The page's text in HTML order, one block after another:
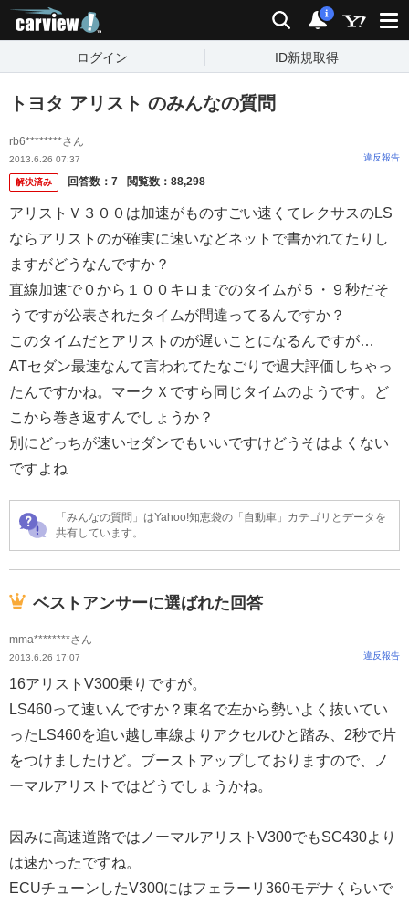
検索 通知
i
ログイン ID新規取得
トヨタ アリスト のみんなの質問
rb6********さん
2013.6.26 07:37 違反報告
解決済み 回答数： 7 閲覧数： 88,298
アリストＶ３００は加速がものすごい速くてレクサスのLS
ならアリストのが確実に速いなどネットで書かれてたりし
ますがどうなんですか？
直線加速で０から１００キロまでのタイムが５・９秒だそ
うですが公表されたタイムが間違ってるんですか？
このタイムだとアリストのが遅いことになるんですが…
ATセダン最速なんて言われてたなごりで過大評価しちゃっ
たんですかね。マークＸですら同じタイムのようです。ど
こから巻き返すんでしょうか？
別にどっちが速いセダンでもいいですけどうそはよくない
ですよね
「みんなの質問」はYahoo!知恵袋の「自動車」カテゴリとデータを
共有しています。
ベストアンサーに選ばれた回答
mma********さん
2013.6.26 17:07 違反報告
16アリストV300乗りですが。
LS460って速いんですか？東名で左から勢いよく抜いてい
ったLS460を追い越し車線よりアクセルひと踏み、2秒で片
をつけましたけど。ブーストアップしておりますので、ノ
ーマルアリストではどうでしょうかね。
因みに高速道路ではノーマルアリストV300でもSC430より
は速かったですね。
ECUチューンしたV300にはフェラーリ360モデナくらいで